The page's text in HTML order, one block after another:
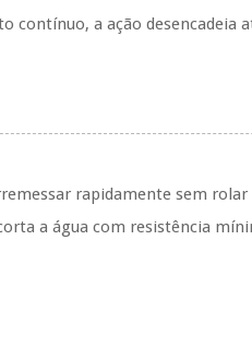
a ação desencadeia
rapidamente sem
a água com resistência